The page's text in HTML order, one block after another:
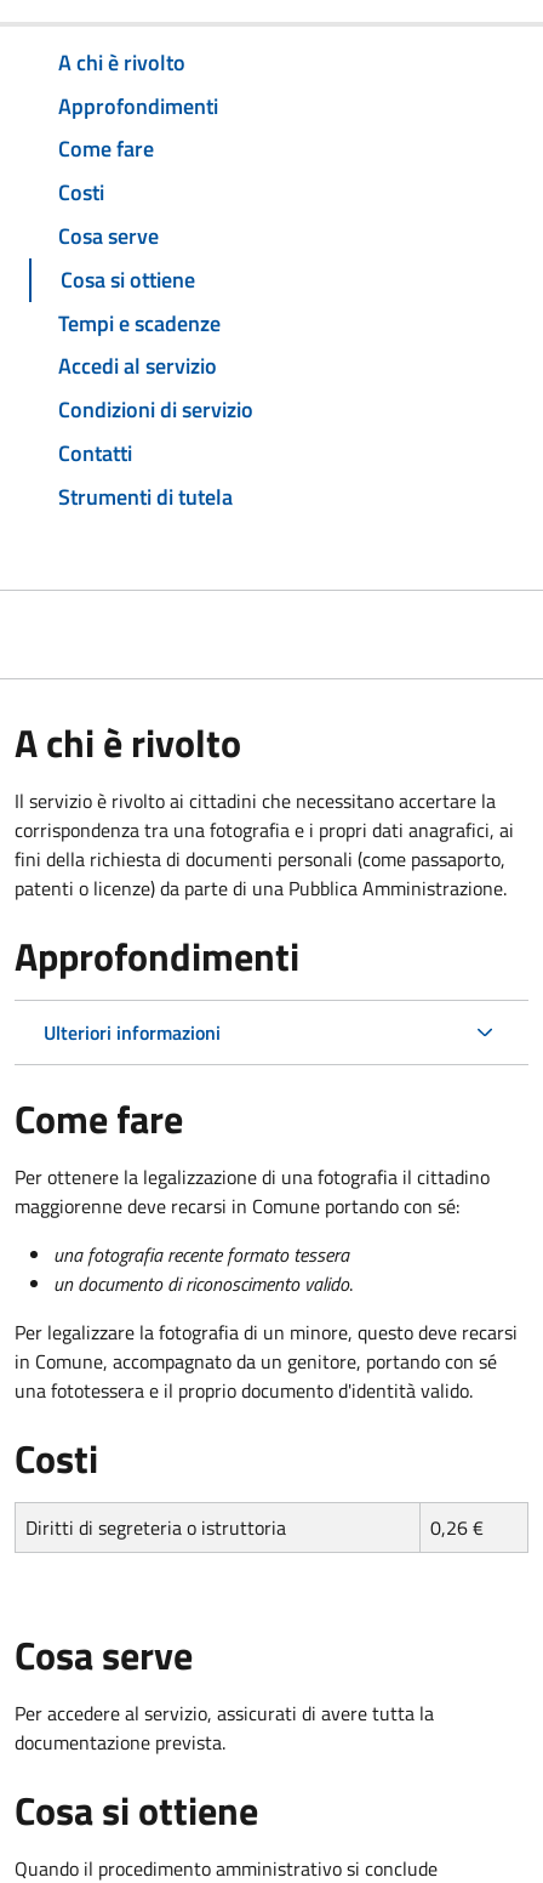
A chi è rivolto
Approfondimenti
Come fare
Costi
Cosa serve
Cosa si ottiene
Tempi e scadenze
Accedi al servizio
Condizioni di servizio
Contatti
Strumenti di tutela
A chi è rivolto
Il servizio è rivolto ai cittadini che necessitano accertare la
corrispondenza tra una fotografia e i propri dati anagrafici, ai
fini della richiesta di documenti personali (come passaporto,
patenti o licenze) da parte di una Pubblica Amministrazione.
Approfondimenti
Ulteriori informazioni
Come fare
Per ottenere la legalizzazione di una fotografia il cittadino
maggiorenne deve recarsi in Comune portando con sé:
una fotografia recente formato tessera
un documento di riconoscimento valido.
Per legalizzare la fotografia di un minore, questo deve recarsi
in Comune, accompagnato da un genitore, portando con sé
una fototessera e il proprio documento d'identità valido.
Costi
Diritti di segreteria o istruttoria 0,26 €
Cosa serve
Per accedere al servizio, assicurati di avere tutta la
documentazione prevista.
Cosa si ottiene
Quando il procedimento amministrativo si conclude